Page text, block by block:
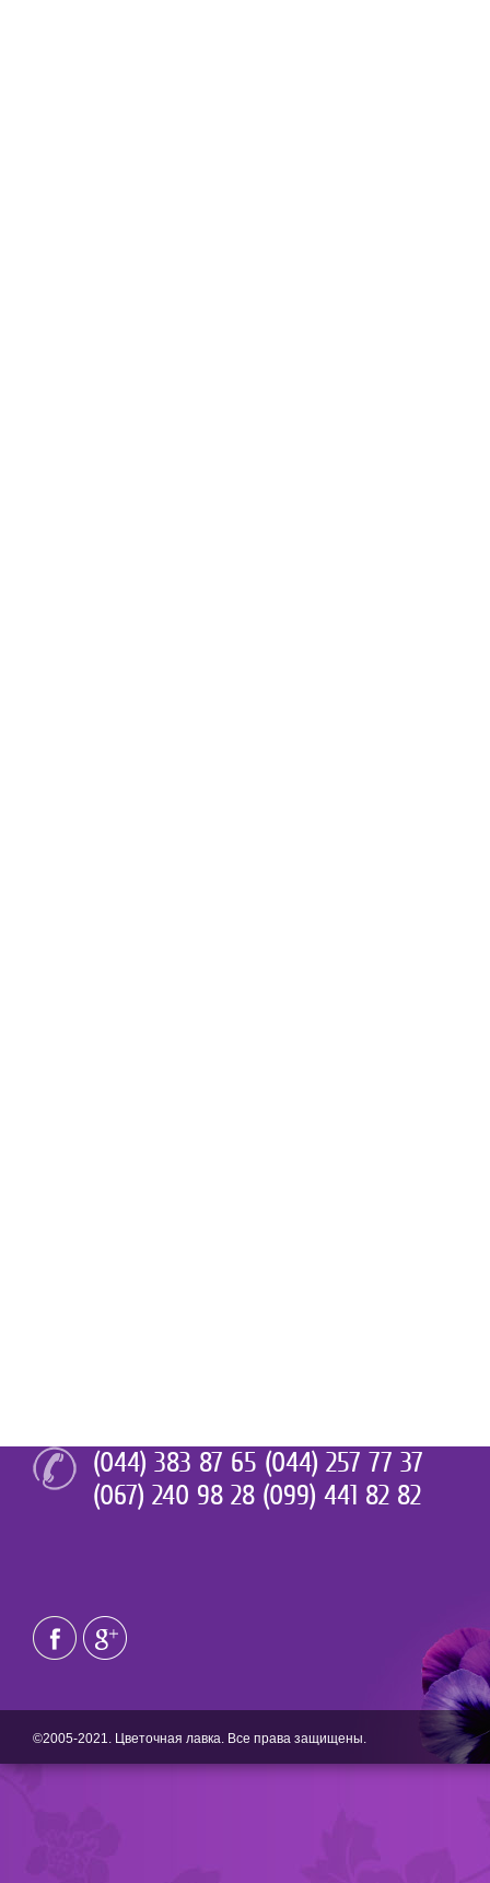
(044) 383 87 65 (044) 257 77 37
(067) 240 98 28 (099) 441 82 82
©2005-2021. Цветочная лавка. Все права защищены.